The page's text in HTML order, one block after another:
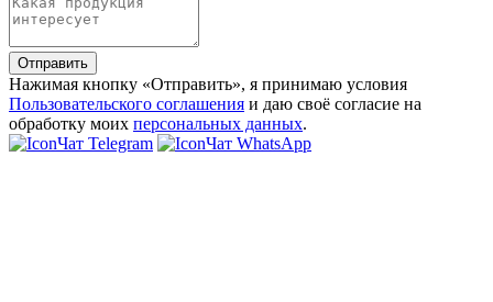
Отправить
Нажимая кнопку «Отправить», я принимаю условия
Пользовательского соглашения и даю своё согласие на
обработку моих персональных данных.
Чат Telegram
Чат WhatsApp